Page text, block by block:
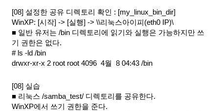
[08] 설정한 공유 디렉토리 확인 : [my_linux_bin_dir]
WinXP: [시작] -> [실행] -> \\리눅스아이피(eth0 IP)\
■ 일반 유저는 /bin 디렉토리에 읽기와 실행은 가능하지만 쓰
기 권한은 없다.
# ls -ld /bin
drwxr-xr-x 2 root root 4096  4월  8 04:43 /bin
[08] 실습
■ 리눅스 /samba_test/ 디렉토리를 공유한다.
WinXP에서 쓰기 권한을 준다.